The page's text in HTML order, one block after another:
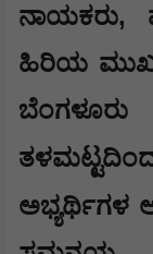
ನಾಯಕರು,
ಹಿರಿಯ
ಅಭ್ಯರ್ಥಿಗಳ